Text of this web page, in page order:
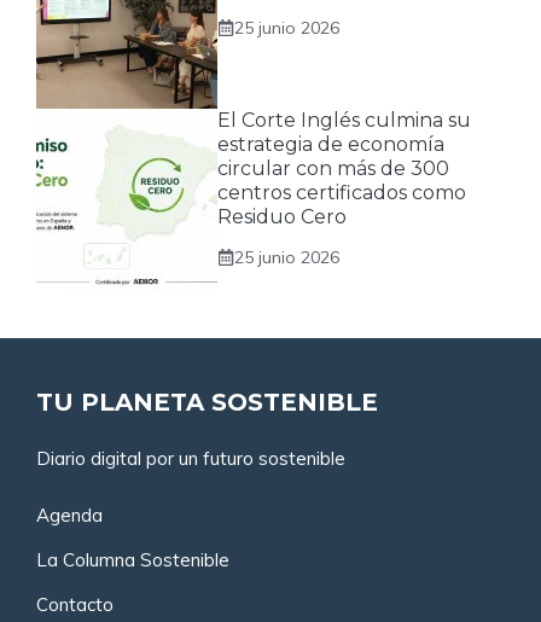
25 junio 2026
El Corte Inglés culmina su
estrategia de economía
circular con más de 300
centros certificados como
Residuo Cero
25 junio 2026
TU PLANETA SOSTENIBLE
Diario digital por un futuro sostenible
Agenda
La Columna Sostenible
Contacto